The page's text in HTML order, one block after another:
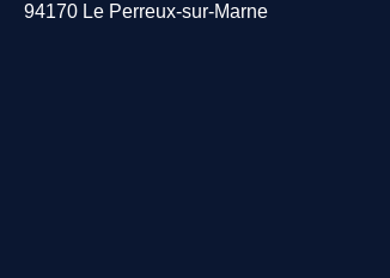
94170 Le Perreux-sur-Marne